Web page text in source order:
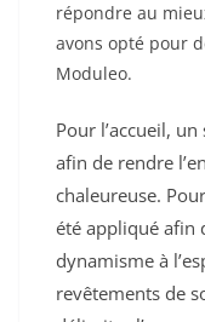
répondre au
avons opté pour
Moduleo.
Pour l’accueil,
afin de rendre
chaleureuse.
été appliqué afin
dynamisme à
revêtements de